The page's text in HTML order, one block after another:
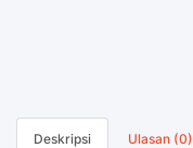
Deskripsi Ulasan (0)